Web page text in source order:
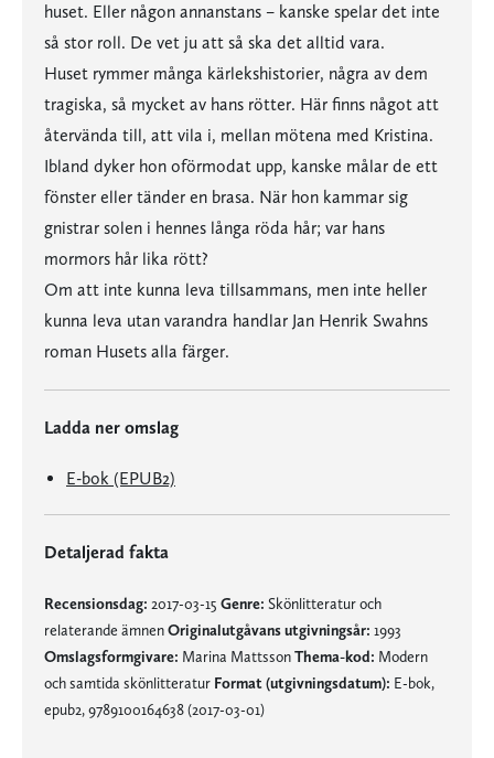
huset. Eller någon annanstans – kanske spelar det inte
så stor roll. De vet ju att så ska det alltid vara.
Huset rymmer många kärlekshistorier, några av dem
tragiska, så mycket av hans rötter. Här finns något att
återvända till, att vila i, mellan mötena med Kristina.
Ibland dyker hon oförmodat upp, kanske målar de ett
fönster eller tänder en brasa. När hon kammar sig
gnistrar solen i hennes långa röda hår; var hans
mormors hår lika rött?
Om att inte kunna leva tillsammans, men inte heller
kunna leva utan varandra handlar Jan Henrik Swahns
roman Husets alla färger.
Ladda ner omslag
E-bok (EPUB2)
Detaljerad fakta
Recensionsdag: 2017-03-15 Genre: Skönlitteratur och
relaterande ämnenOriginalutgåvans utgivningsår: 1993
Omslagsformgivare: Marina MattssonThema-kod: Modern
och samtida skönlitteratur Format (utgivningsdatum): E-bok,
epub2, 9789100164638 (2017-03-01)